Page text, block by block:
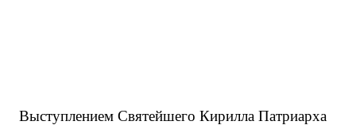
Выступлением Святейшего Кирилла Патриарха